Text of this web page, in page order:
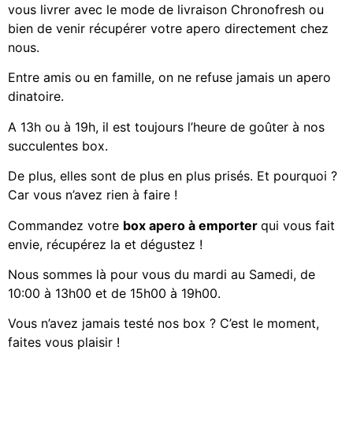
vous livrer avec le mode de livraison Chronofresh ou
bien de venir récupérer votre apero directement chez
nous.
Entre amis ou en famille, on ne refuse jamais un apero
dinatoire.
A 13h ou à 19h, il est toujours l’heure de goûter à nos
succulentes box.
De plus, elles sont de plus en plus prisés. Et pourquoi ?
Car vous n’avez rien à faire !
Commandez votre box apero à emporter qui vous fait
envie, récupérez la et dégustez !
Nous sommes là pour vous du mardi au Samedi, de
10:00 à 13h00 et de 15h00 à 19h00.
Vous n’avez jamais testé nos box ? C’est le moment,
faites vous plaisir !